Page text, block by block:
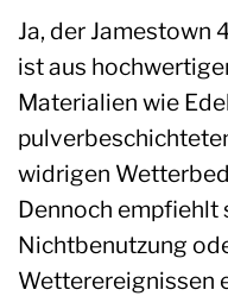
Ja, der Jamestown
ist aus
Materialien wie
widrigen
Dennoch empfiehlt
Nichtbenutzung
Wetterereignissen